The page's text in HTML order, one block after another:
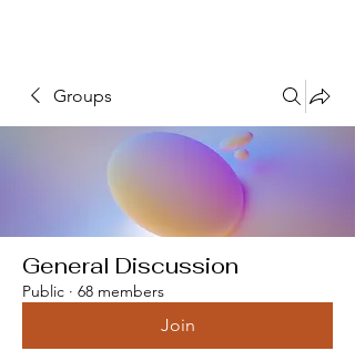
Groups
General Discussion
Public · 68 members
Join